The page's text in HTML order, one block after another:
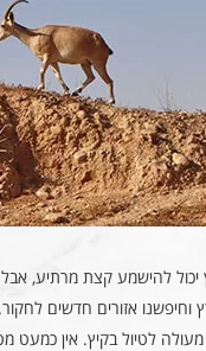
יכול להישמע קצת מרתיע,
וחיפשנו אזורים חדשים לחקור.
לטיול בקיץ. אין כמעט